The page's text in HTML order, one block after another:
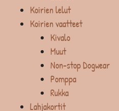
Koirien lelut
Koirien vaatteet
Kivalo
Muut
Non-stop Dogwear
Pomppa
Rukka
Lahjakortit